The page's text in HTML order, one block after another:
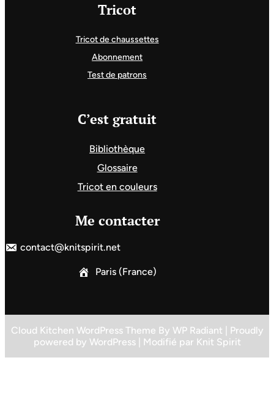
Tricot
Tricot de chaussettes
Abonnement
Test de patrons
C’est gratuit
Bibliothèque
Glossaire
Tricot en couleurs
Me contacter
contact@knitspirit.net
Paris (France)
Cloud Kitchen WordPress Theme By WP Radiant | Proudly
powered by WordPress| Modifié par Knit Spirit